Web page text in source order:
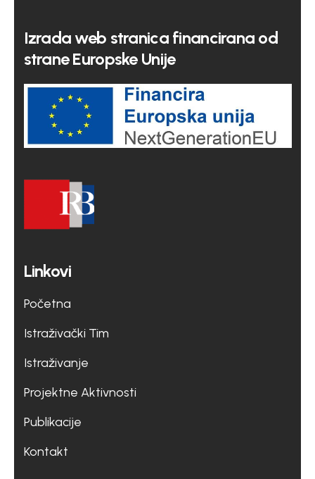
Izrada web stranica financirana od
strane Europske Unije
Linkovi
Početna
Istraživački Tim
Istraživanje
Projektne Aktivnosti
Publikacije
Kontakt